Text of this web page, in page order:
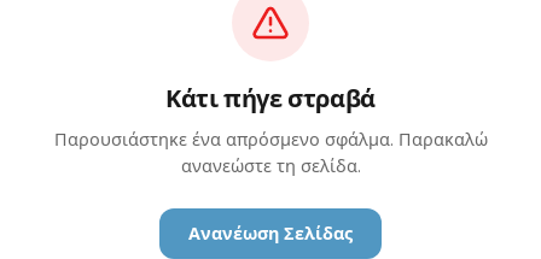
Κάτι πήγε στραβά
Παρουσιάστηκε ένα απρόσμενο σφάλμα. Παρακαλώ
ανανεώστε τη σελίδα.
Ανανέωση Σελίδας